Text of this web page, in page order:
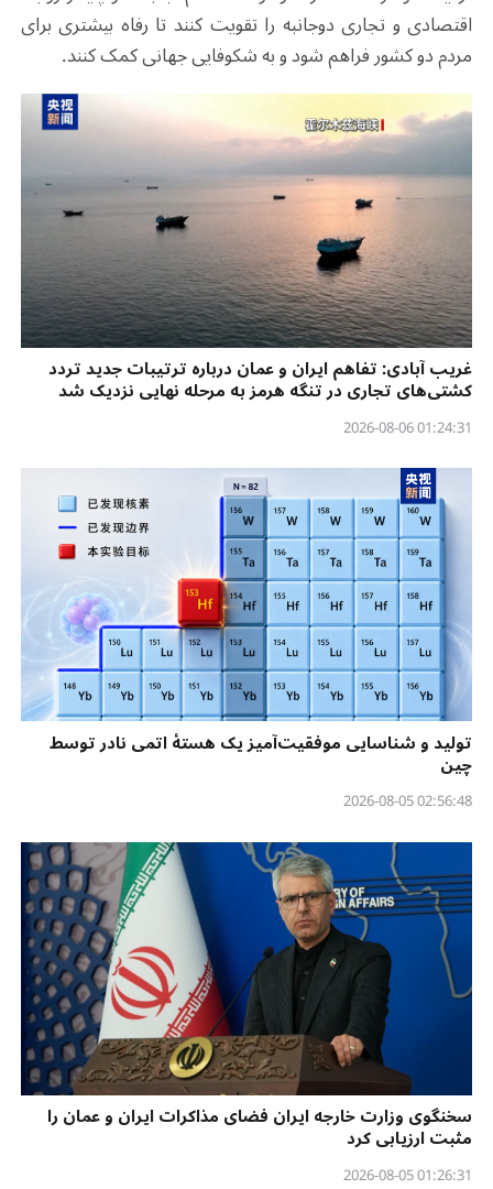
اقتصادی و تجاری دوجانبه را تقویت کنند تا رفاه بیشتری برای
مردم دو کشور فراهم شود و به شکوفایی جهانی کمک کنند.
غریب آبادی: تفاهم ایران و عمان درباره ترتیبات جدید تردد
کشتی‌های تجاری در تنگه هرمز به مرحله نهایی نزدیک شد
01:24:31 2026-08-06
تولید و شناسایی موفقیت‌آمیز یک هستهٔ اتمی نادر توسط
چین
02:56:48 2026-08-05
سخنگوی وزارت خارجه ایران فضای مذاکرات ایران و عمان را
مثبت ارزیابی کرد
01:26:31 2026-08-05